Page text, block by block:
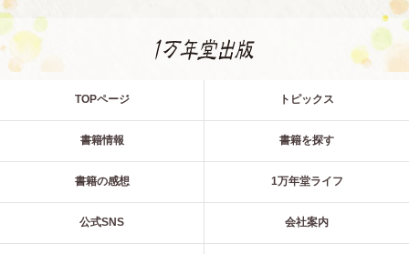
TOPページ トピックス
書籍情報 書籍を探す
書籍の感想 1万年堂ライフ
公式SNS 会社案内